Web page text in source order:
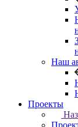
Наш
Проекты